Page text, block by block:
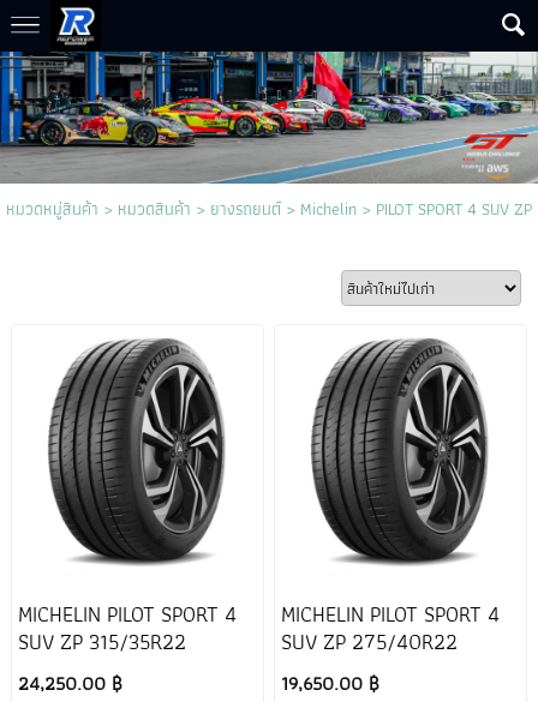
หมวดหมู่สินค้า > หมวดสินค้า >ยางรถยนต์> Michelin> PILOT SPORT 4 SUV ZP
MICHELIN PILOT SPORT 4
SUV ZP 315/35R22
24,250.00 ฿
MICHELIN PILOT SPORT 4
SUV ZP 275/40R22
19,650.00 ฿